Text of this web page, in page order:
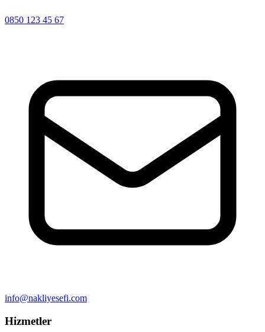
0850 123 45 67
info@nakliyesefi.com
Hizmetler